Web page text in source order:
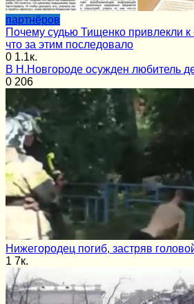
партнёров
Почему судью Тищенко привлекли к
что за этим последовало
0 1.1к.
В Н.Новгороде осужден любитель
0 206
Нижегородец погиб, застряв
1 7к.